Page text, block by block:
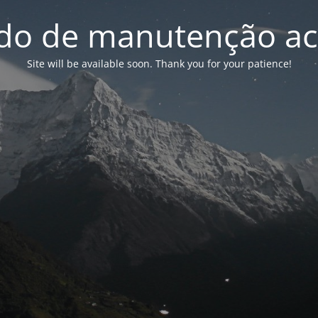
de manutenção
Site will be available soon. Thank you for your patience!